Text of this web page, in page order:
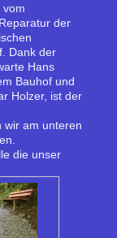
vom
der
Dank der
Hans
Bauhof und
Holzer, ist der
wir am unteren
die unser